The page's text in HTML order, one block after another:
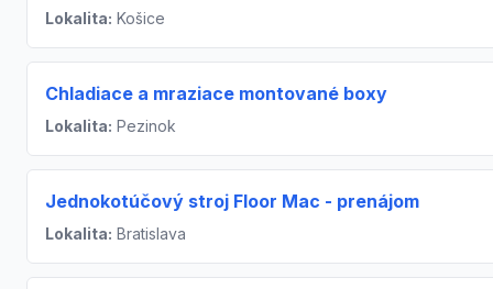
Lokalita: Košice
Chladiace a mraziace montované boxy
Lokalita: Pezinok
Jednokotúčový stroj Floor Mac - prenájom
Lokalita: Bratislava